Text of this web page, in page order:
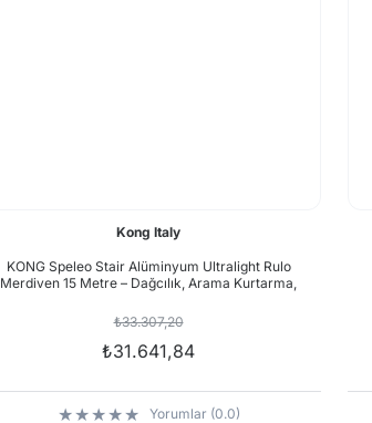
Kong Italy
KONG Speleo Stair Alüminyum Ultralight Rulo
Merdiven 15 Metre – Dağcılık, Arama Kurtarma,
₺33.307,20
₺31.641,84
Yorumlar (0.0)